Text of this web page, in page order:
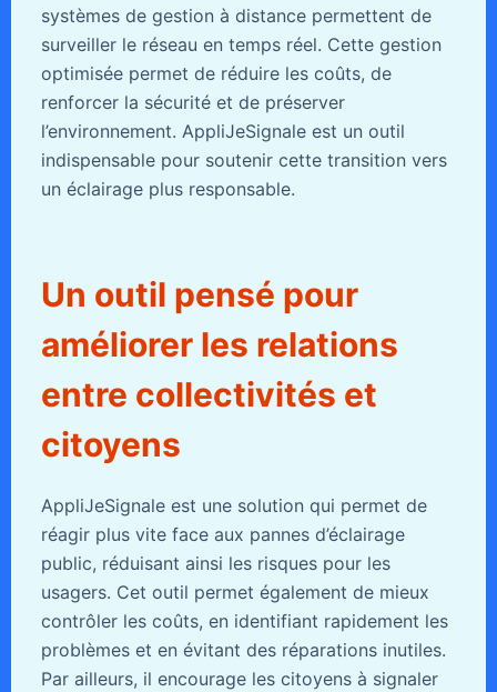
systèmes de gestion à distance permettent de
surveiller le réseau en temps réel. Cette gestion
optimisée permet de réduire les coûts, de
renforcer la sécurité et de préserver
l’environnement. AppliJeSignale est un outil
indispensable pour soutenir cette transition vers
un éclairage plus responsable.
Un outil pensé pour
améliorer les relations
entre collectivités et
citoyens
AppliJeSignale est une solution qui permet de
réagir plus vite face aux pannes d’éclairage
public, réduisant ainsi les risques pour les
usagers. Cet outil permet également de mieux
contrôler les coûts, en identifiant rapidement les
problèmes et en évitant des réparations inutiles.
Par ailleurs, il encourage les citoyens à signaler